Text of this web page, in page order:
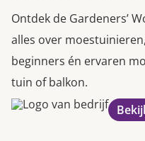
Ontdek de Gardeners’
alles over
beginners én ervaren
tuin of balkon.